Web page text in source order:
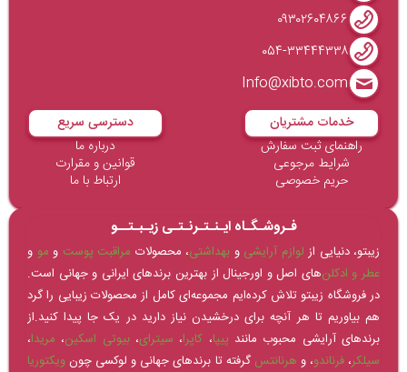
۰۹۳۰۲۶۰۴۸۶۶
۰۵۴-۳۳۴۴۴۳۳۸
Info@xibto.com
خدمات مشتریان
راهنمای ثبت سفارش
شرایط مرجوعی
حریم خصوصی
دسترسی سریع
درباره ما
قوانین و مقرارت
ارتباط با ما
فـروشـگـاه ایـنـتـرنـتـی زیـبـتــو
زیبتو، دنیایی از لوازم آرایشی و بهداشتی، محصولات مراقبت پوست و مو و
عطر و ادکلن‌های اصل و اورجینال از بهترین برندهای ایرانی و جهانی است.
در فروشگاه زیبتو تلاش کرده‌ایم مجموعه‌ای کامل از محصولات زیبایی را گرد
هم بیاوریم تا هر آنچه برای درخشیدن نیاز دارید در یک جا پیدا کنید.از
برندهای آرایشی محبوب مانند پیپا، کاپرا، سیترای،بیوتی اسکین، مریدا،
سیلکر،فرناندو، و هرنانتس گرفته تا برندهای جهانی و لوکسی چونویکتوریا